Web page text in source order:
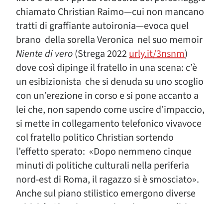
chiamato Christian Raimo—cui non mancano
tratti di graffiante autoironia—evoca quel
brano della sorella Veronica nel suo memoir
Niente di vero(Strega 2022urly.it/3nsnm)
dove così dipinge il fratello in una scena: c’è
un esibizionista che si denuda su uno scoglio
con un’erezione in corso e si pone accanto a
lei che, non sapendo come uscire d’impaccio,
si mette in collegamento telefonico vivavoce
col fratello politico Christian sortendo
l’effetto sperato: «Dopo nemmeno cinque
minuti di politiche culturali nella periferia
nord-est di Roma, il ragazzo si è smosciato».
Anche sul piano stilistico emergono diverse